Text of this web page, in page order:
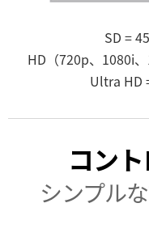
SD =
HD（720p、1080i
Ultra HD
コン
シンプル